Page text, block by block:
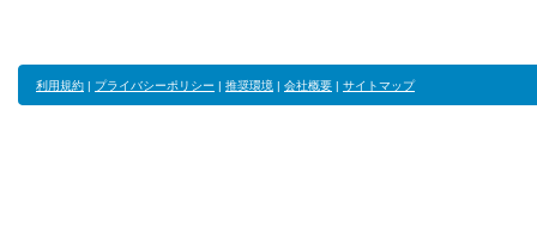
利用規約 | プライバシーポリシー | 推奨環境 | 会社概要 | サイトマップ